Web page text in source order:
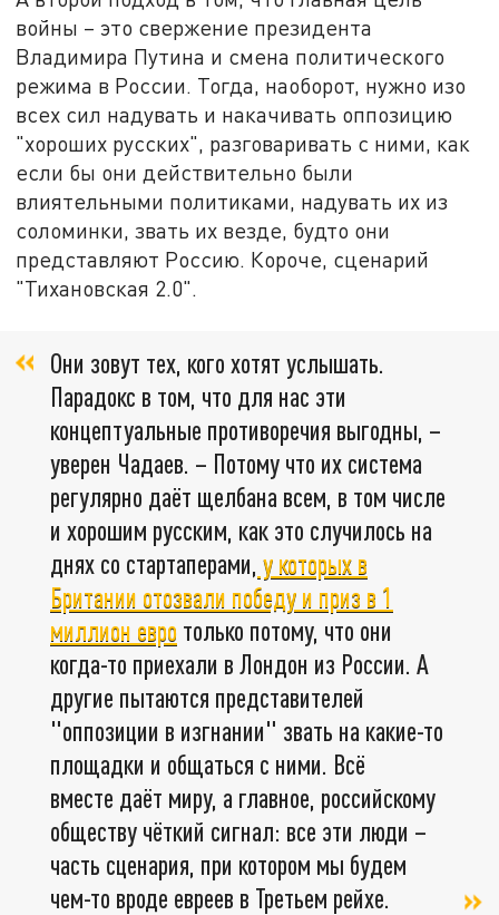
войны – это свержение президента
Владимира Путина и смена политического
режима в России. Тогда, наоборот, нужно изо
всех сил надувать и накачивать оппозицию
"хороших русских", разговаривать с ними, как
если бы они действительно были
влиятельными политиками, надувать их из
соломинки, звать их везде, будто они
представляют Россию. Короче, сценарий
"Тихановская 2.0".
Они зовут тех, кого хотят услышать.
Парадокс в том, что для нас эти
концептуальные противоречия выгодны, –
уверен Чадаев. – Потому что их система
регулярно даёт щелбана всем, в том числе
и хорошим русским, как это случилось на
днях со стартаперами, у которых в
Британии отозвали победу и приз в 1
миллион евро только потому, что они
когда-то приехали в Лондон из России. А
другие пытаются представителей
"оппозиции в изгнании" звать на какие-то
площадки и общаться с ними. Всё
вместе даёт миру, а главное, российскому
обществу чёткий сигнал: все эти люди –
часть сценария, при котором мы будем
чем-то вроде евреев в Третьем рейхе.